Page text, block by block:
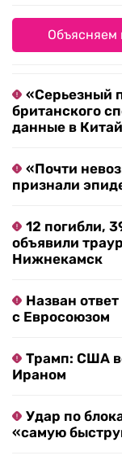
Объясняем
«Серьезный
британского
данные в Китай
«Почти
признали
12 погибли,
объявили
Нижнекамск
Назван
с Евросоюзом
Трамп: США
Ираном
Удар по
«самую